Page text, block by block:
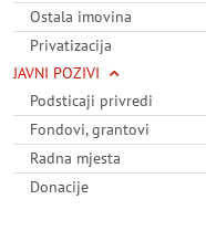
Ostala imovina
Privatizacija
JAVNI POZIVI
Podsticaji privredi
Fondovi, grantovi
Radna mjesta
Donacije